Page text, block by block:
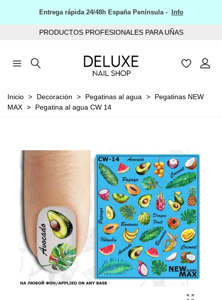
Entrega rápida 24/48h España Península - Info
PRODUCTOS PROFESIONALES PARA UÑAS
Inicio > Decoración > Pegatinas al agua >
Pegatinas NEW
MAX > Pegatina al agua CW 14